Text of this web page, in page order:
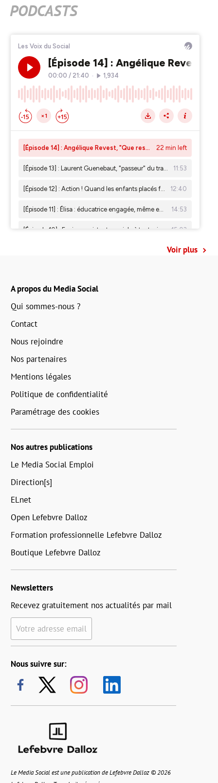
PODCASTS
Voir plus
A propos du Media Social
Qui sommes-nous ?
Contact
Nous rejoindre
Nos partenaires
Mentions légales
Politique de confidentialité
Paramétrage des cookies
Nos autres publications
Le Media Social Emploi
Direction[s]
ELnet
Open Lefebvre Dalloz
Formation professionnelle Lefebvre Dalloz
Boutique Lefebvre Dalloz
Newsletters
Recevez gratuitement nos actualités par mail
Votre adresse email
Nous suivre sur:
Le Media Social est une publication de Lefebvre Dalloz © 2026